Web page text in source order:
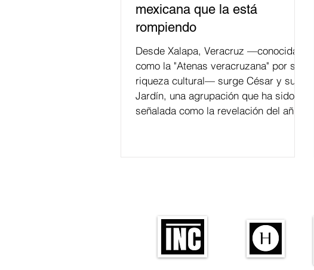
mexicana que la está
rompiendo
Desde Xalapa, Veracruz —conocida
como la "Atenas veracruzana" por su
riqueza cultural— surge César y su
Jardín, una agrupación que ha sido
señalada como la revelación del año